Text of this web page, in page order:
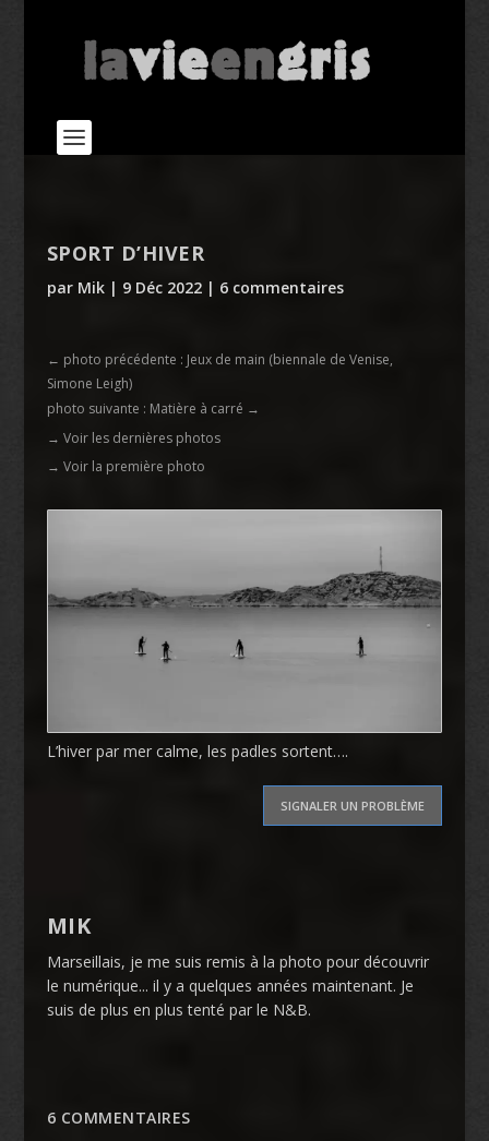
SPORT D’HIVER
par Mik| 9 Déc 2022| 6 commentaires
← photo précédente : Jeux de main (biennale de Venise,
Simone Leigh)
photo suivante : Matière à carré →
→ Voir les dernières photos
→ Voir la première photo
L’hiver par mer calme, les padles sortent….
SIGNALER UN PROBLÈME
MIK
Marseillais, je me suis remis à la photo pour découvrir
le numérique... il y a quelques années maintenant. Je
suis de plus en plus tenté par le N&B.
6 COMMENTAIRES